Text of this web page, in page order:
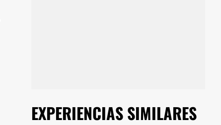
EXPERIENCIAS SIMILARES